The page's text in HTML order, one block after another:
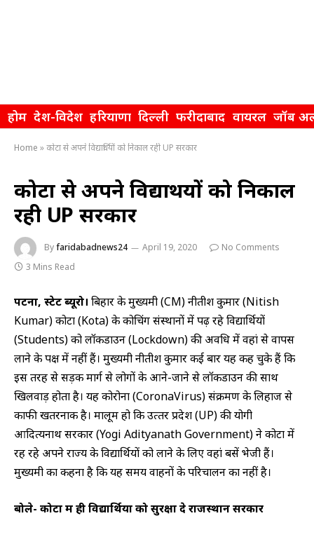
होम देश-विदेश हरियाणा दिल्ली फरीदाबाद वायरल जॉब
Home »कोटा से अपने विद्यार्थियों को निकाल रही UP सरकार
कोटा से अपने विद्यार्थियों को निकाल
रही UP सरकार
Byfaridabadnews24 April 19, 2020
No Comments
3 Mins Read
पटना, स्‍टेट ब्‍यूरो। बिहार के मुख्‍यमंत्री (CM) नीतीश कुमार (Nitish
Kumar) कोटा (Kota) के कोचिंग संस्थानों में पढ़ रहे विद्यार्थियों
(Students) को लॉकडाउन (Lockdown) की अवधि में वहां से वापस
लाने के पक्ष में नहीं हैं। मुख्यमंत्री नीतीश कुमार कई बार यह कह चुके हैं कि
इस तरह से सड़क मार्ग से लोगों के आने-जाने से लॉकडाउन की साथ
खिलवाड़ होता है। यह कोरोना (CoronaVirus) संक्रमण के लिहाज से
काफी खतरनाक है। मालूम हो कि उत्‍तर प्रदेश (UP) की योगी
आदित्‍यनाथ सरकार (Yogi Adityanath Government) ने कोटा में
रह रहे अपने राज्य के विद्यार्थियों को लाने के लिए वहां बसें भेजी हैं।
मुख्यमंत्री का कहना है कि यह समय वाहनों के परिचालन का नहीं है।
बोले- कोटा में ही विद्यार्थियों को सुरक्षा दे राजस्‍थान सरकार